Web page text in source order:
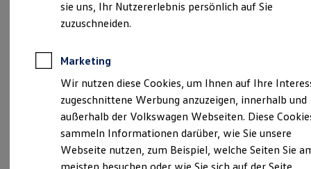
Direktkunden
Sonderfahrzeuge
Anpfiff zum Gewinn
Elektroautos
ID. Tutorials
Elektrofahrzeugkonzepte
Reichweite
Reichweite der ID. Modelle
Reichweite im Winter
Laden
Schmellwitzer Weg 5, 03044 Cottbus
info@autohaus-knott.de
Montag
Sonntag
Geschlossen
sie uns, Ihr Nutzererlebnis persönlich auf Sie
zuzuschneiden.
Marketing
Wir nutzen diese Cookies, um Ihnen auf Ihre
zugeschnittene Werbung anzuzeigen, innerhalb und
außerhalb der Volkswagen Webseiten. Diese
sammeln Informationen darüber, wie Sie unsere
Webseite nutzen, zum Beispiel, welche Seiten Sie
meisten besuchen oder wie Sie sich auf der Seite